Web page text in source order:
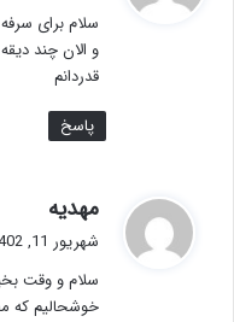
سلام برای
و الان چند
قدردانم
پاسخ
مهدیه
ف
:
شهریور 11, 1402 در 8:38 ق.ظ
سلام و وقت
خوشحالیم که